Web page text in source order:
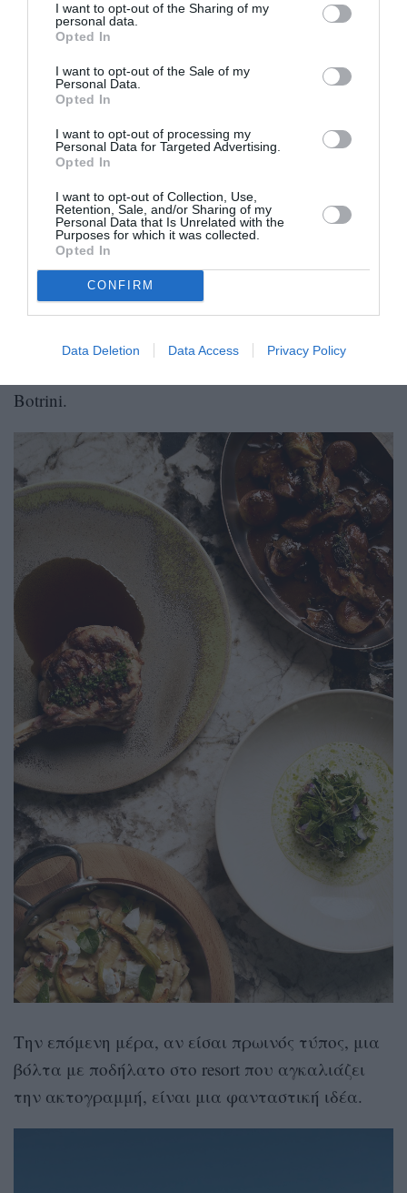
I want to opt-out of the Sharing of my
personal data.
Opted In
I want to opt-out of the Sale of my
Personal Data.
Opted In
I want to opt-out of processing my
Personal Data for Targeted Advertising.
Opted In
I want to opt-out of Collection, Use,
Retention, Sale, and/or Sharing of my
Personal Data that Is Unrelated with the
Purposes for which it was collected.
Opted In
CONFIRM
Data Deletion Data Access Privacy Policy
όλο και κάποιος διάσημος.
Δεν σε νοιάζει, έτσι κι αλλιώς, δεν μπορείς να
Botrini.
Την επόμενη μέρα, αν είσαι πρωινός τύπος, μια
βόλτα με ποδήλατο στο resort που αγκαλιάζει
την ακτογραμμή, είναι μια φανταστική ιδέα.